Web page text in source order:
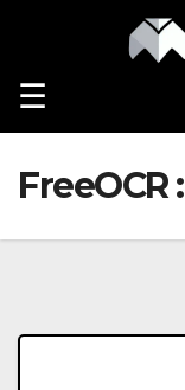
☰
FreeOCR